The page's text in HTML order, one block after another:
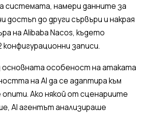
системата, намери данните за
достъп до други сървъри и накрая
на Alibaba Nacos, където
конфигурационни записи.
основната особеност на атаката
на AI да се адаптира към
Ако някой от сценариите
AI агентът анализираше